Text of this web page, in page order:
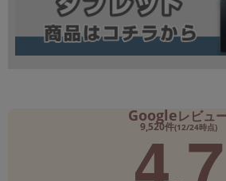
Googleレビュ
9,520件(12/24時点)